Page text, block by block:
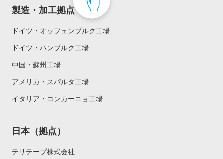
製造・加工拠点
ドイツ・オッフェンブルク工場
ドイツ・ハンブルク工場
中国・蘇州工場
アメリカ・スパルタ工場
イタリア・コンカーニョ工場
日本（拠点）
テサテープ株式会社